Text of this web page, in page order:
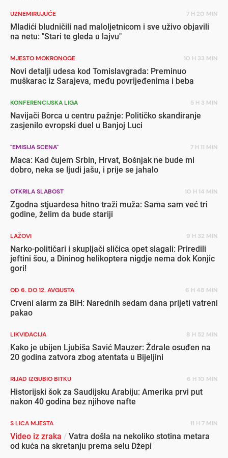
UZNEMIRUJUĆE 7 H 20 MIN
Mladići bludničili nad maloljetnicom i sve uživo objavili
na netu: "Stari te gleda u lajvu"
MJESTO MOKRONOGE 10 H 33 MIN
Novi detalji udesa kod Tomislavgrada: Preminuo
muškarac iz Sarajeva, među povrijeđenima i beba
KONFERENCIJSKA LIGA 5 H 3 MIN
Navijači Borca u centru pažnje: Političko skandiranje
zasjenilo evropski duel u Banjoj Luci
"EMISIJA SCENA" 7 H 11 MIN
Maca: Kad čujem Srbin, Hrvat, Bošnjak ne bude mi
dobro, neka se ljudi jašu, i prije se jahalo
OTKRILA SLABOST 10 H 14 MIN
Zgodna stjuardesa hitno traži muža: Sama sam već tri
godine, želim da bude stariji
LAŽOVI 9 H 32 MIN
Narko-političari i skupljači sličica opet slagali: Priredili
jeftini šou, a Dininog helikoptera nigdje nema dok Konjic
gori!
OD 6. DO 12. AVGUSTA 6 H 48 MIN
Crveni alarm za BiH: Narednih sedam dana prijeti vatreni
pakao
LIKVIDACIJA 8 H 52 MIN
Kako je ubijen Ljubiša Savić Mauzer: Ždrale osuđen na
20 godina zatvora zbog atentata u Bijeljini
RIJAD IZGUBIO BITKU 6 H 10 MIN
Historijski šok za Saudijsku Arabiju: Amerika prvi put
nakon 40 godina bez njihove nafte
S LICA MJESTA 11 H 7 MIN
Video iz zraka / Vatra došla na nekoliko stotina metara
od kuća na skretanju prema selu Džepi